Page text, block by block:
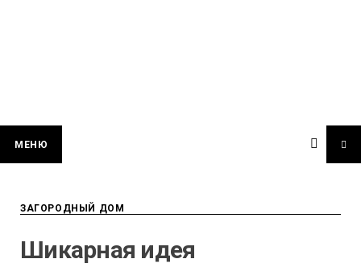
МЕНЮ
ЗАГОРОДНЫЙ ДОМ
Шикарная идея